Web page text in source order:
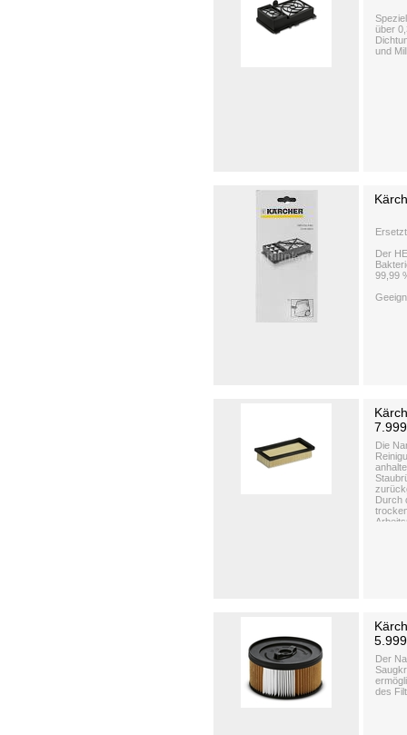
über
und
Der
99,99
7.999
Die
Durch
Der
des